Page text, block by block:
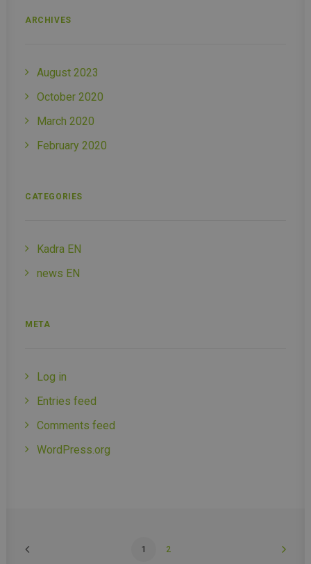
ARCHIVES
August 2023
October 2020
March 2020
February 2020
CATEGORIES
Kadra EN
news EN
META
Log in
Entries feed
Comments feed
WordPress.org
1 2